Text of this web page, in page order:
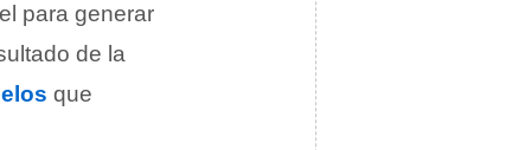
para generar
de la
que